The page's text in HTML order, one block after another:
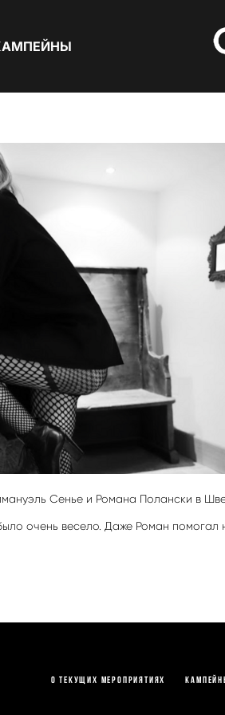
Сенье и Романа Полански в
очень весело. Даже Роман
О текущих мероприятиях